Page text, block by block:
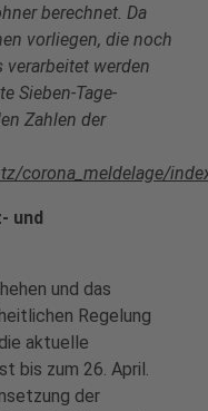
berechnet. Da
vorliegen, die noch
werden
Sieben-Tage-
Zahlen der
corona_meldelage/
und
und das
Regelung
aktuelle
bis zum 26. April.
der